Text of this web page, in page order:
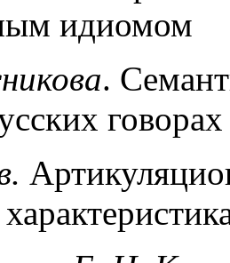
идиомом
.
говорах